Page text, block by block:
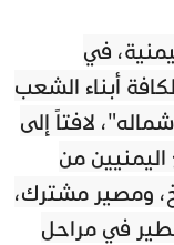
في
أبناء الشعب
لافتاً إلى
من
ومصير مشترك،
في مراحل